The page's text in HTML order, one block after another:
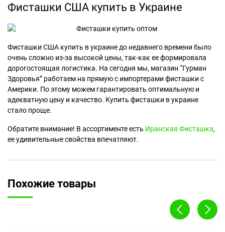
Фисташки США купить в Украине
Фисташки США купить в украине до недавнего времени было
очень сложно из-за высокой цены, так-как ее формировала
дорогостоящая логистика. На сегодня мы, магазин “Гурман
Здоровья” работаем на прямую с импортерами фисташки с
Америки. По этому можем гарантировать оптимальную и
адекватную цену и качество. Купить фисташки в украине
стало проще.
Обратите внимание! В ассортименте есть Иранская Фисташка,
ее удивительные свойства впечатляют.
Похожие товары